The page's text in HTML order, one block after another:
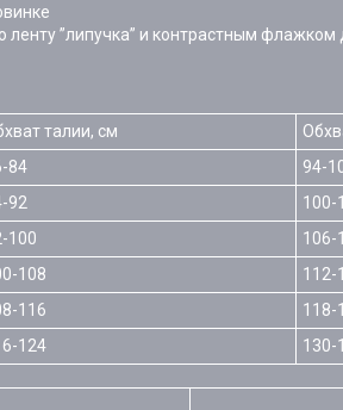
”липучка” и контрастным флажком
талии, см
84
94-
92
100-
100
106-
108
112-
116
118-
124 130-